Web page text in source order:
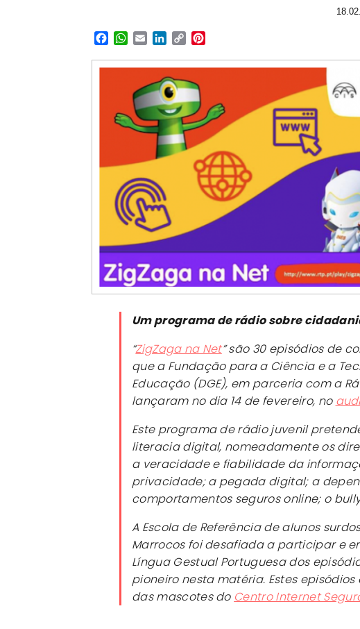
Facebook
WhatsApp
EmailLinkedIn
Copy
Um programa de rádio sobre
“ZigZaga na Net” são 30 episódios de
que a Fundação para a Ciência e a
Educação (DGE), em parceria com a
lançaram no dia 14 de fevereiro, no
Este programa de rádio juvenil
literacia digital, nomeadamente os
a veracidade e fiabilidade da
privacidade; a pegada digital; a
comportamentos seguros online; o
A Escola de Referência de alunos
Marrocos foi desafiada a participar e
Língua Gestual Portuguesa dos
pioneiro nesta matéria. Estes
das mascotes do Centro Internet